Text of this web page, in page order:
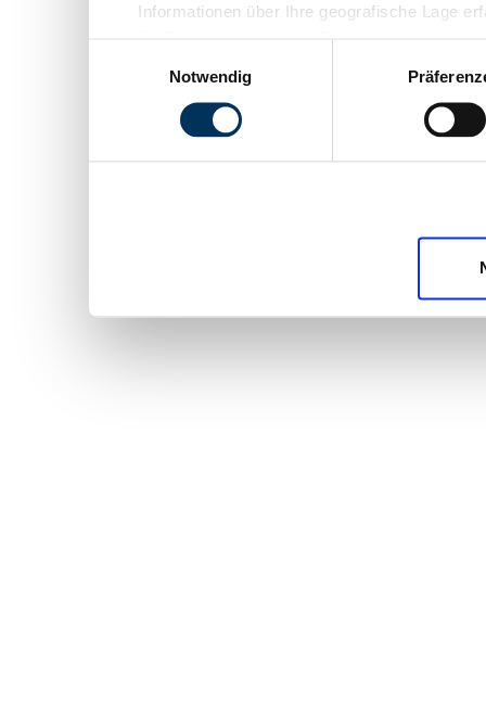
Informationen über Ihre geografische Lage
Ihr Gerät durch aktives Scannen nach
Erfahren Sie mehr darüber, wie Ihre
Notwendig